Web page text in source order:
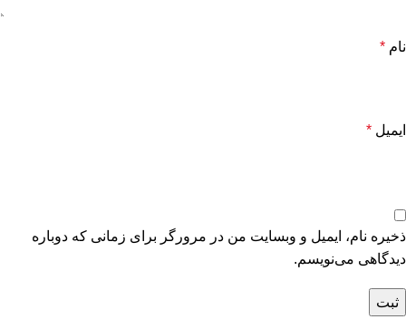
نام *
ایمیل *
ذخیره نام، ایمیل و وبسایت من در مرورگر برای زمانی که دوباره
دیدگاهی می‌نویسم.